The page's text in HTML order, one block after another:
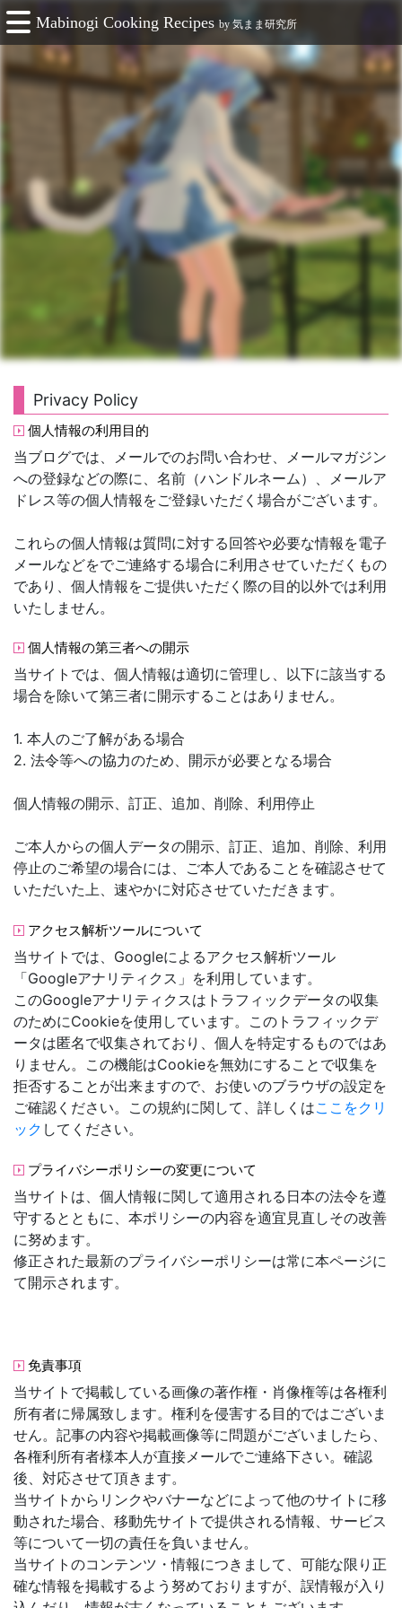
Mabinogi Cooking Recipes by 気まま研究所
Privacy Policy
個人情報の利用目的
当ブログでは、メールでのお問い合わせ、メールマガジン
への登録などの際に、名前（ハンドルネーム）、メールア
ドレス等の個人情報をご登録いただく場合がございます。
これらの個人情報は質問に対する回答や必要な情報を電子
メールなどをでご連絡する場合に利用させていただくもの
であり、個人情報をご提供いただく際の目的以外では利用
いたしません。
個人情報の第三者への開示
当サイトでは、個人情報は適切に管理し、以下に該当する
場合を除いて第三者に開示することはありません。
1. 本人のご了解がある場合
2. 法令等への協力のため、開示が必要となる場合
個人情報の開示、訂正、追加、削除、利用停止
ご本人からの個人データの開示、訂正、追加、削除、利用
停止のご希望の場合には、ご本人であることを確認させて
いただいた上、速やかに対応させていただきます。
アクセス解析ツールについて
当サイトでは、Googleによるアクセス解析ツール
「Googleアナリティクス」を利用しています。
このGoogleアナリティクスはトラフィックデータの収集
のためにCookieを使用しています。このトラフィックデ
ータは匿名で収集されており、個人を特定するものではあ
りません。この機能はCookieを無効にすることで収集を
拒否することが出来ますので、お使いのブラウザの設定を
ご確認ください。この規約に関して、詳しくはここをクリ
ック してください。
プライバシーポリシーの変更について
当サイトは、個人情報に関して適用される日本の法令を遵
守するとともに、本ポリシーの内容を適宜見直しその改善
に努めます。
修正された最新のプライバシーポリシーは常に本ページに
て開示されます。
免責事項
当サイトで掲載している画像の著作権・肖像権等は各権利
所有者に帰属致します。権利を侵害する目的ではございま
せん。記事の内容や掲載画像等に問題がございましたら、
各権利所有者様本人が直接メールでご連絡下さい。確認
後、対応させて頂きます。
当サイトからリンクやバナーなどによって他のサイトに移
動された場合、移動先サイトで提供される情報、サービス
等について一切の責任を負いません。
当サイトのコンテンツ・情報につきまして、可能な限り正
確な情報を掲載するよう努めておりますが、誤情報が入り